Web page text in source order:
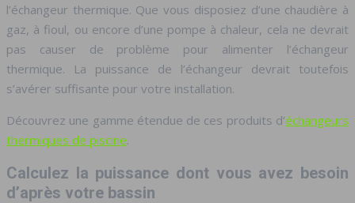
l’échangeur thermique. Que vous disposiez d’une chaudière à
gaz, à fioul, ou encore d’une pompe à chaleur, cela ne devrait
pas causer de problème pour alimenter l’échangeur
thermique. La puissance de l’échangeur devrait toutefois
s’avérer suffisante pour votre installation.
Découvrez une gamme étendue de ces produits d’échangeurs
thermiques de piscine.
Calculez la puissance dont vous avez besoin
d’après votre bassin